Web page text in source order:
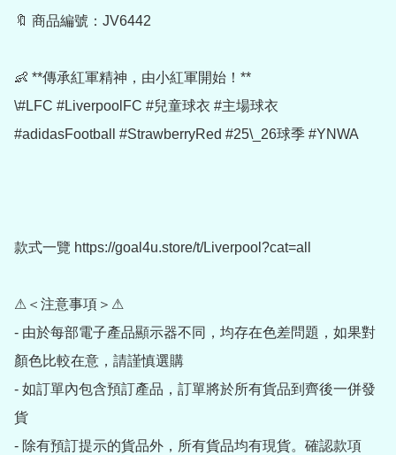
🔖 商品編號：JV6442
👶 **傳承紅軍精神，由小紅軍開始！**
\#LFC #LiverpoolFC #兒童球衣 #主場球衣
#adidasFootball #StrawberryRed #25\_26球季 #YNWA
款式一覽 https://goal4u.store/t/Liverpool?cat=all
⚠＜注意事項＞⚠
- 由於每部電子產品顯示器不同，均存在色差問題，如果對
顏色比較在意，請謹慎選購
- 如訂單內包含預訂產品，訂單將於所有貨品到齊後一併發
貨
- 除有預訂提示的貨品外，所有貨品均有現貨。確認款項